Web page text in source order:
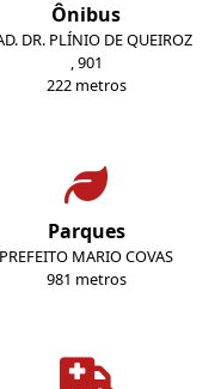
Ônibus
DR. PLÍNIO DE QUEIROZ
, 901
222 metros
Parques
PREFEITO MARIO COVAS
981 metros